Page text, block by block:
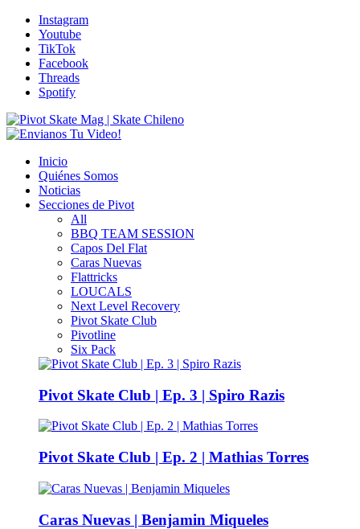
Instagram
Youtube
TikTok
Facebook
Threads
Spotify
Inicio
Quiénes Somos
Noticias
Secciones de Pivot
All
BBQ TEAM SESSION
Capos Del Flat
Caras Nuevas
Flattricks
LOUCALS
Next Level Recovery
Pivot Skate Club
Pivotline
Six Pack
Pivot Skate Club | Ep. 3 | Spiro Razis
Pivot Skate Club | Ep. 2 | Mathias Torres
Caras Nuevas | Benjamin Miqueles